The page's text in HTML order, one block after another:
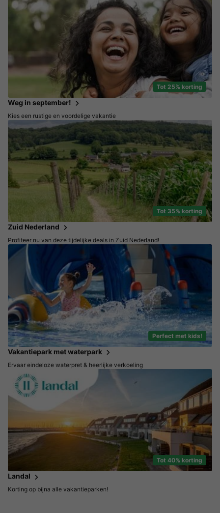
Tot 25% korting
Weg in september!
Kies een rustige en voordelige vakantie
Tot 35% korting
Zuid Nederland
Profiteer nu van deze tijdelijke deals in Zuid Nederland!
Perfect met kids!
Vakantiepark met waterpark
Ervaar eindeloze waterpret & heerlijke verkoeling
Tot 40% korting
Landal
Korting op bijna alle vakantieparken!